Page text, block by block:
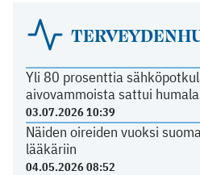
Yli 80 prosenttia
aivovammoista sattui
03.07.2026 10:39
Näiden oireiden vuoksi
lääkäriin
04.05.2026 08:52